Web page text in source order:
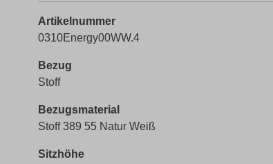
Artikelnummer
0310Energy00WW.4
Bezug
Stoff
Bezugsmaterial
Stoff 389 55 Natur Weiß
Sitzhöhe